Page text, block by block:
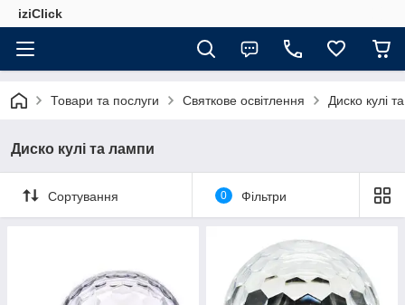
iziClick
Товари та послуги Святкове освітлення Диско кулі
Диско кулі та лампи
Сортування 0 Фільтри